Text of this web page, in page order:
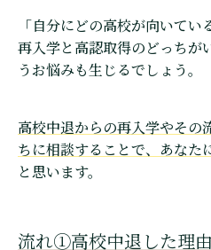
「自分にどの高校が向いて
再入学と高認取得のどっちが
うお悩みも生じるでしょう。
高校中退からの再入学やその
ちに相談することで、あなた
と思います。
流れ①高校中退した理